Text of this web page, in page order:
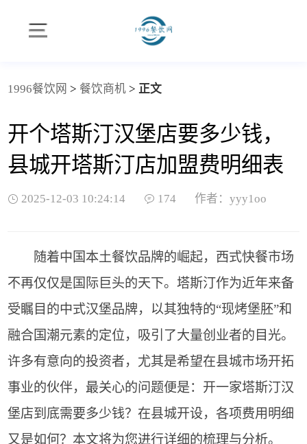
1996餐饮网 > 餐饮商机> 正文
开个塔斯汀汉堡店要多少钱，
县城开塔斯汀店加盟费明细表
2025-12-03 10:24:14 174 作者：yyy1oo
随着中国本土餐饮品牌的崛起，西式快餐市场
不再仅仅是国际巨头的天下。塔斯汀作为近年来备
受瞩目的中式汉堡品牌，以其独特的“现烤堡胚”和
融合国潮元素的定位，吸引了大量创业者的目光。
许多有意向的投资者，尤其是希望在县城市场开拓
事业的伙伴，最关心的问题便是：开一家塔斯汀汉
堡店到底需要多少钱？在县城开设，各项费用明细
又是如何？本文将为您进行详细的梳理与分析。